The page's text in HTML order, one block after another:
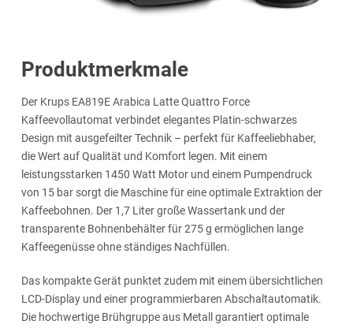
Produktmerkmale
Der Krups EA819E Arabica Latte Quattro Force
Kaffeevollautomat verbindet elegantes Platin-schwarzes
Design mit ausgefeilter Technik – perfekt für Kaffeeliebhaber,
die Wert auf Qualität und Komfort legen. Mit einem
leistungsstarken 1450 Watt Motor und einem Pumpendruck
von 15 bar sorgt die Maschine für eine optimale Extraktion der
Kaffeebohnen. Der 1,7 Liter große Wassertank und der
transparente Bohnenbehälter für 275 g ermöglichen lange
Kaffeegenüsse ohne ständiges Nachfüllen.
Das kompakte Gerät punktet zudem mit einem übersichtlichen
LCD-Display und einer programmierbaren Abschaltautomatik.
Die hochwertige Brühgruppe aus Metall garantiert optimale